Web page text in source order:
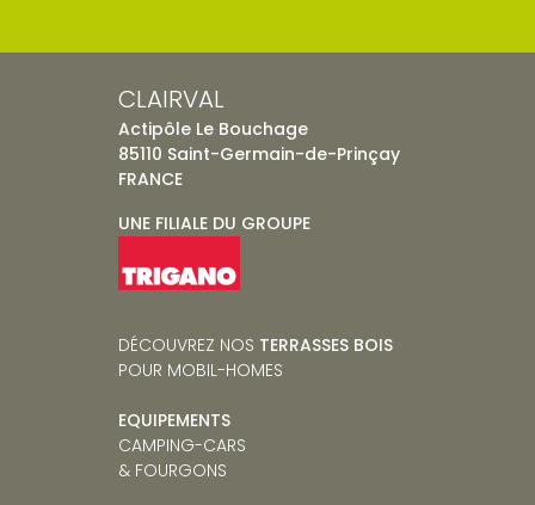
CLAIRVAL
Actipôle Le Bouchage
85110 Saint-Germain-de-Prinçay
FRANCE
UNE FILIALE DU GROUPE
DÉCOUVREZ NOS TERRASSES BOIS
POUR MOBIL-HOMES
EQUIPEMENTS
CAMPING-CARS
& FOURGONS